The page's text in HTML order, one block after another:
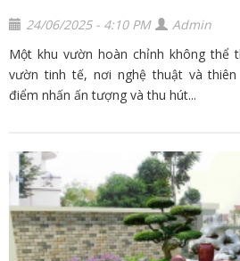
24/06/2025 - 4:10 PM
Admin
Một khu vườn hoàn chỉnh không thể
vườn tinh tế, nơi nghệ thuật và
điểm nhấn ấn tượng và thu hút...